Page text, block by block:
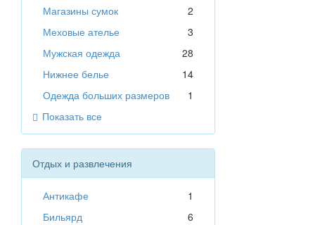
Магазины сумок
2
Меховые ателье
3
Мужская одежда
28
Нижнее белье
14
Одежда больших размеров
1
Показать все
Отдых и развлечения
Антикафе
1
Бильярд
6